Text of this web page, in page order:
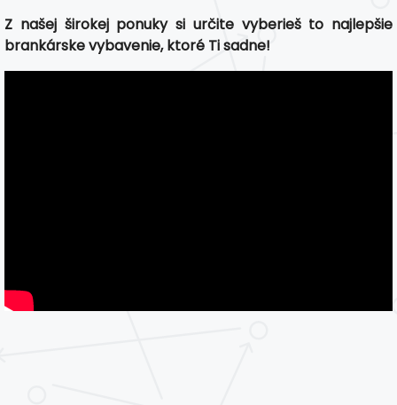
Z našej širokej ponuky si určite vyberieš to najlepšie
brankárske vybavenie, ktoré Ti sadne!